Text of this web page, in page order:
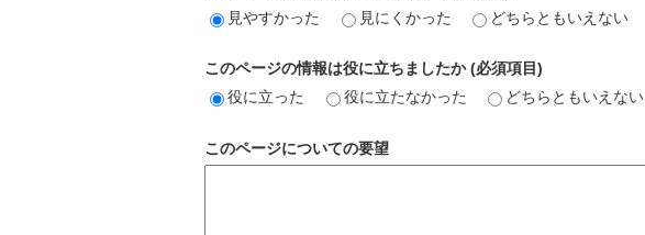
見やすかった
見にくかった どちらともいえない
このページの情報は役に立ちましたか (必須項目)
役に立った
役に立たなかった どちらともいえない
このページについての要望